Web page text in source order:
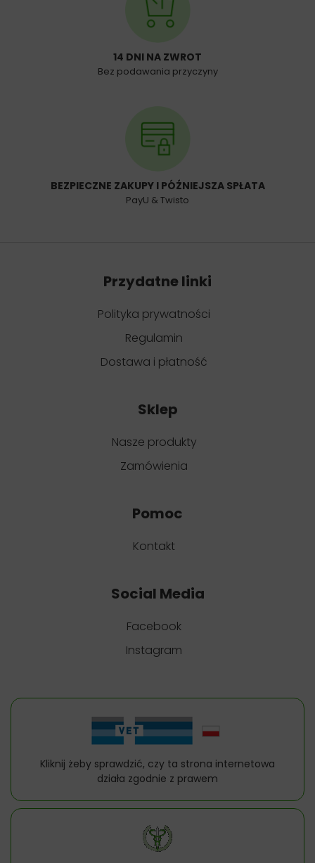
14 DNI NA ZWROT
Bez podawania przyczyny
BEZPIECZNE ZAKUPY I PÓŹNIEJSZA SPŁATA
PayU & Twisto
Przydatne linki
Polityka prywatności
Regulamin
Dostawa i płatność
Sklep
Nasze produkty
Zamówienia
Pomoc
Kontakt
Social Media
Facebook
Instagram
Kliknij żeby sprawdzić, czy ta strona internetowa
działa zgodnie z prawem